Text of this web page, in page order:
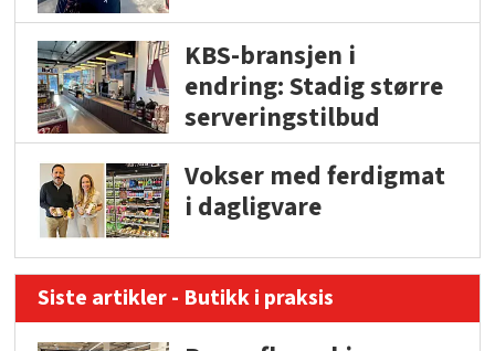
KBS-bransjen i
endring: Stadig større
serveringstilbud
Vokser med ferdigmat
i dagligvare
Siste artikler - Butikk i praksis